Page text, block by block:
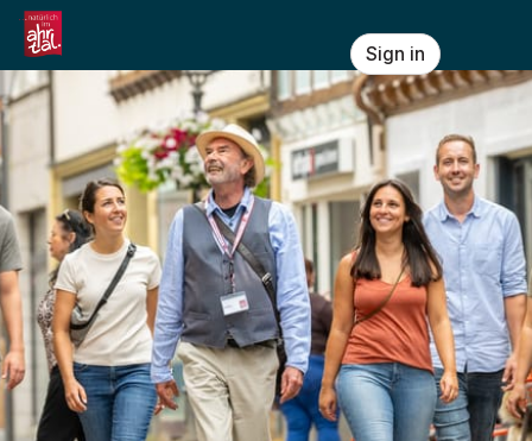
Skip header
Ahrtal-Tourismus Bad Neuenahr-
Sign in